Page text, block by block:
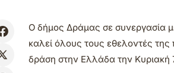
Ο δήμος Δράμας σε συνεργασία
καλεί όλους τους εθελοντές
δράση στην Ελλάδα την Κυριακή